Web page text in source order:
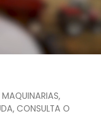
0
CONSULTA O